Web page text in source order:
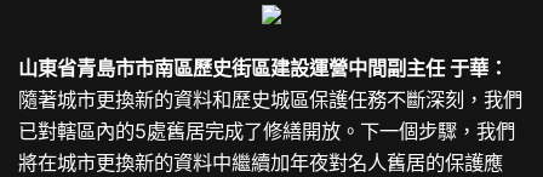
山東省青島市市南區歷史街區建設運營中間副主任 于華：
隨著城市更換新的資料和歷史城區保護任務不斷深刻，我們
已對轄區內的5處舊居完成了修繕開放。下一個步驟，我們
將在城市更換新的資料中繼續加年夜對名人舊居的保護應